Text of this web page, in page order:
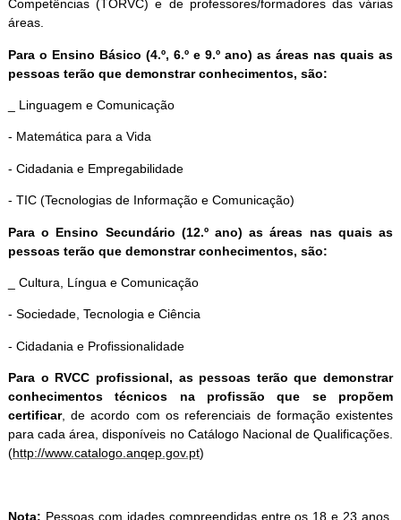
Competências (TORVC) e de professores/formadores das várias
áreas.
Para o Ensino Básico (4.º, 6.º e 9.º ano) as áreas nas quais as
pessoas terão que demonstrar conhecimentos, são:
_ Linguagem e Comunicação
- Matemática para a Vida
- Cidadania e Empregabilidade
- TIC (Tecnologias de Informação e Comunicação)
Para o Ensino Secundário (12.º ano) as áreas nas quais as
pessoas terão que demonstrar conhecimentos, são:
_ Cultura, Língua e Comunicação
- Sociedade, Tecnologia e Ciência
- Cidadania e Profissionalidade
Para o RVCC profissional, as pessoas terão que demonstrar
conhecimentos técnicos na profissão que se propõem
certificar, de acordo com os referenciais de formação existentes
para cada área, disponíveis no Catálogo Nacional de Qualificações.
(http://www.catalogo.anqep.gov.pt)
Nota: Pessoas com idades compreendidas entre os 18 e 23 anos,